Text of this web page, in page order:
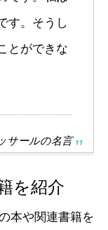
す。そうし
とができな
サールの名言
を紹介
本や関連書籍を